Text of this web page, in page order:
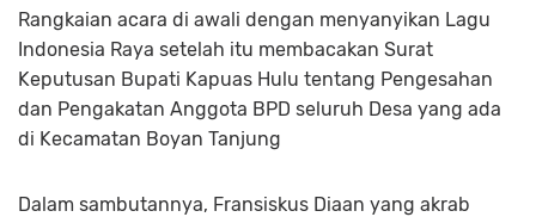
Rangkaian acara di awali dengan menyanyikan Lagu
Indonesia Raya setelah itu membacakan Surat
Keputusan Bupati Kapuas Hulu tentang Pengesahan
dan Pengakatan Anggota BPD seluruh Desa yang ada
di Kecamatan Boyan Tanjung
Dalam sambutannya, Fransiskus Diaan yang akrab